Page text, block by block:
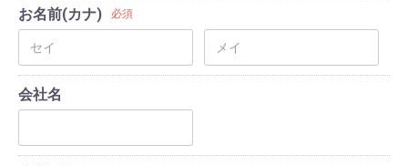
お名前(カナ) 必須
会社名